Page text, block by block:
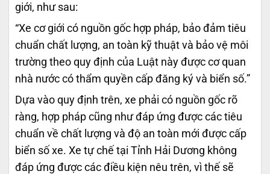
giới, như sau:
“Xe cơ giới có nguồn gốc hợp pháp, bảo đảm tiêu
chuẩn chất lượng, an toàn kỹ thuật và bảo vệ môi
trường theo quy định của Luật này được cơ quan
nhà nước có thẩm quyền cấp đăng ký và biển số.”
Dựa vào quy định trên, xe phải có nguồn gốc rõ
ràng, hợp pháp cũng như đáp ứng được các tiêu
chuẩn về chất lượng và độ an toàn mới được cấp
biển số xe. Xe tự chế tại Tỉnh Hải Dương không
đáp ứng được các điều kiện nêu trên, vì thế sẽ